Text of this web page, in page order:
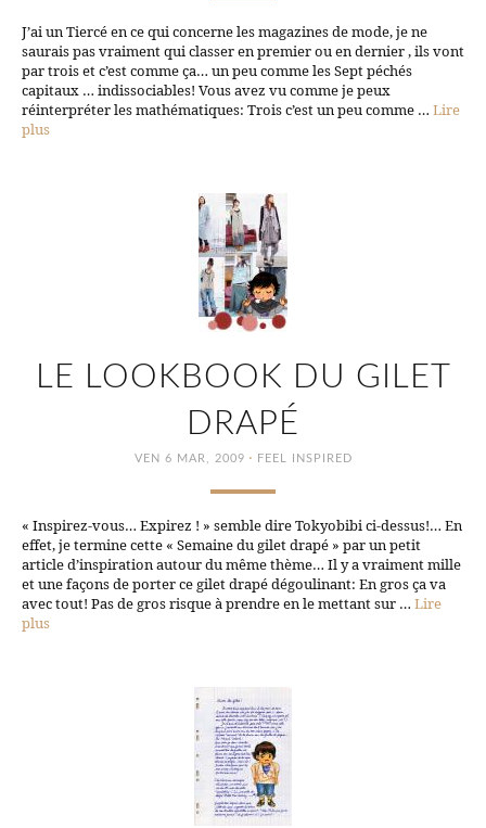
J’ai un Tiercé en ce qui concerne les magazines de mode, je ne
saurais pas vraiment qui classer en premier ou en dernier , ils vont
par trois et c’est comme ça… un peu comme les Sept péchés
capitaux … indissociables! Vous avez vu comme je peux
réinterpréter les mathématiques: Trois c’est un peu comme … Lire
plus
LE LOOKBOOK DU GILET
DRAPÉ
VEN 6 MAR, 2009 · FEEL INSPIRED
« Inspirez-vous… Expirez ! » semble dire Tokyobibi ci-dessus!… En
effet, je termine cette « Semaine du gilet drapé » par un petit
article d’inspiration autour du même thème… Il y a vraiment mille
et une façons de porter ce gilet drapé dégoulinant: En gros ça va
avec tout! Pas de gros risque à prendre en le mettant sur … Lire
plus